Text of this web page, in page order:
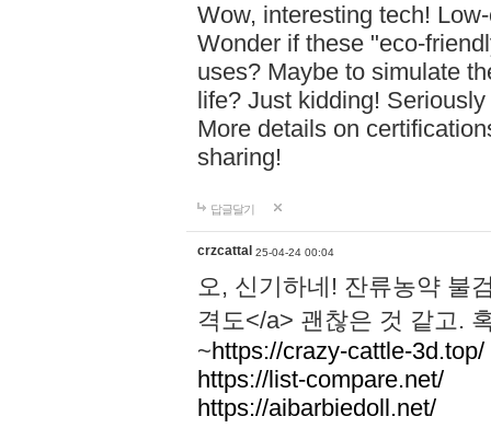
Wow, interesting tech!
Wonder if these "eco-
uses? Maybe to simulate
life? Just kidding!
More details on
sharing!
답글달기
crzcattal 25-04-24 00:04
오, 신기하네! 잔류농약 불
격도</a> 괜찮은 것 같고.
~https://crazy-cattle-3d.top/
https://list-compare.net/
https://aibarbiedoll.net/